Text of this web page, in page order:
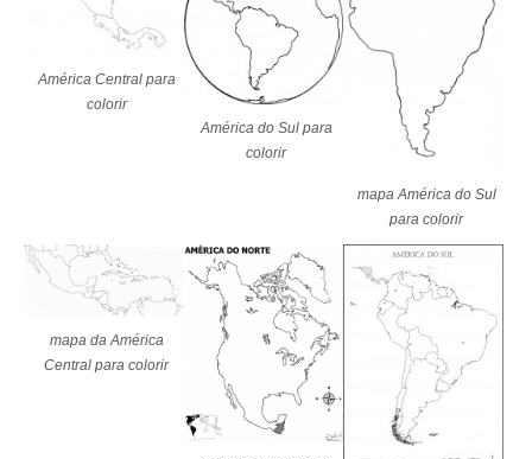
América Central para
colorir
América do Sul para
colorir
mapa América do Sul
para colorir
mapa da América
Central para colorir